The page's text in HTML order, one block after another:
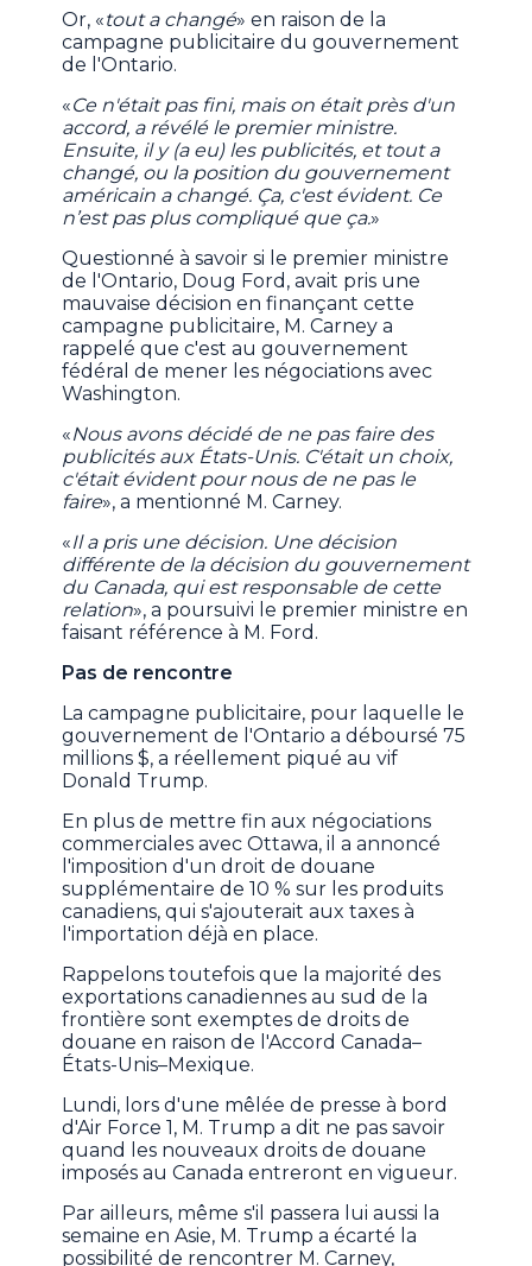
Or, «tout a changé» en raison de la
campagne publicitaire du gouvernement
de l'Ontario.
«Ce n'était pas fini, mais on était près d'un
accord, a révélé le premier ministre.
Ensuite, il y (a eu) les publicités, et tout a
changé, ou la position du gouvernement
américain a changé. Ça, c'est évident. Ce
n’est pas plus compliqué que ça.»
Questionné à savoir si le premier ministre
de l'Ontario, Doug Ford, avait pris une
mauvaise décision en finançant cette
campagne publicitaire, M. Carney a
rappelé que c'est au gouvernement
fédéral de mener les négociations avec
Washington.
«Nous avons décidé de ne pas faire des
publicités aux États-Unis. C'était un choix,
c'était évident pour nous de ne pas le
faire», a mentionné M. Carney.
«Il a pris une décision. Une décision
différente de la décision du gouvernement
du Canada, qui est responsable de cette
relation», a poursuivi le premier ministre en
faisant référence à M. Ford.
Pas de rencontre
La campagne publicitaire, pour laquelle le
gouvernement de l'Ontario a déboursé 75
millions $, a réellement piqué au vif
Donald Trump.
En plus de mettre fin aux négociations
commerciales avec Ottawa, il a annoncé
l'imposition d'un droit de douane
supplémentaire de 10 % sur les produits
canadiens, qui s'ajouterait aux taxes à
l'importation déjà en place.
Rappelons toutefois que la majorité des
exportations canadiennes au sud de la
frontière sont exemptes de droits de
douane en raison de l'Accord Canada–
États-Unis–Mexique.
Lundi, lors d'une mêlée de presse à bord
d'Air Force 1, M. Trump a dit ne pas savoir
quand les nouveaux droits de douane
imposés au Canada entreront en vigueur.
Par ailleurs, même s'il passera lui aussi la
semaine en Asie, M. Trump a écarté la
possibilité de rencontrer M. Carney,